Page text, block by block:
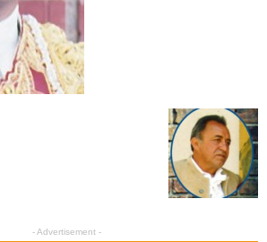
- Advertisement -